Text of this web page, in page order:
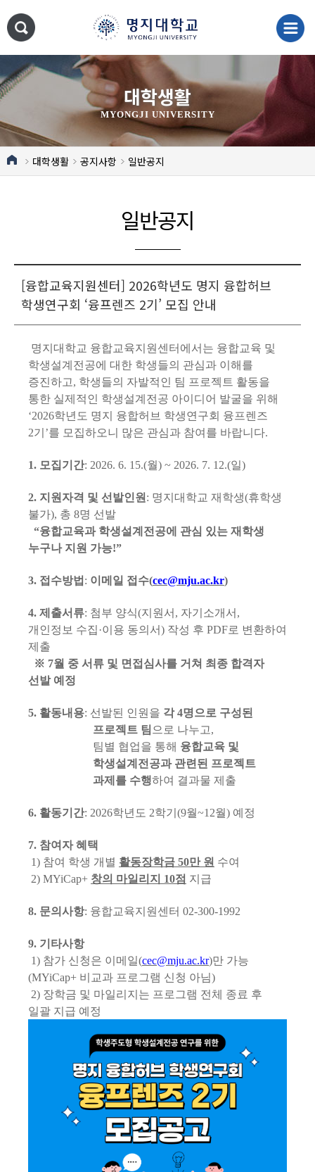
대학생활
MYONGJI UNIVERSITY
대학생활 공지사항 일반공지
일반공지
[융합교육지원센터] 2026학년도 명지 융합허브
학생연구회 ‘융프렌즈 2기’ 모집 안내
명지대학교 융합교육지원센터에서는 융합교육 및
학생설계전공에 대한 학생들의 관심과 이해를
증진하고, 학생들의 자발적인 팀 프로젝트 활동을
통한 실제적인 학생설계전공 아이디어 발굴을 위해
‘2026학년도 명지 융합허브 학생연구회 융프렌즈
2기 ’를 모집하오니 많은 관심과 참여를 바랍니다.
1. 모집기간: 2026. 6. 15.(월) ~ 2026. 7. 12.(일)
2. 지원자격 및 선발인원 : 명지대학교 재학생(휴학생
불가), 총 8명 선발
“융합교육과 학생설계전공에 관심 있는 재학생
누구나 지원 가능!”
3. 접수방법 : 이메일 접수(cec@mju.ac.kr)
4. 제출서류: 첨부 양식(지원서 , 자기소개서 ,
개인정보 수집 ·이용 동의서) 작성 후 PDF로 변환하여
제출
※ 7월 중 서류 및 면접심사를 거쳐 최종 합격자
선발 예정
5. 활동내용: 선발된 인원을 각4명으로 구성된
프로젝트 팀 으로 나누고,
팀별 협업을 통해 융합교육 및
학생설계전공과 관련된 프로젝트
과제를 수행하여 결과물 제출
6. 활동기간: 2026학년도 2학기 (9월~12월) 예정
7. 참여자 혜택
1) 참여 학생 개별 활동장학금 50만 원 수여
2) MYiCap+ 창의 마일리지 10점 지급
8. 문의사항: 융합교육지원센터 02-300-1992
9. 기타사항
1) 참가 신청은 이메일(cec@mju.ac.kr)만 가능
(MYiCap+ 비교과 프로그램 신청 아님)
2) 장학금 및 마일리지는 프로그램 전체 종료 후
일괄 지급 예정